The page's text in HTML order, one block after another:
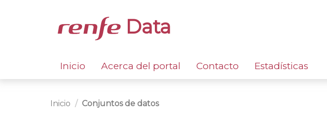
Data
Inicio Acerca del portal Contacto Estadísticas
Inicio Conjuntos de datos